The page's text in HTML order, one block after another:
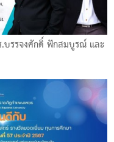
บรรจงศักดิ์ ฟักสมบูรณ์ และ